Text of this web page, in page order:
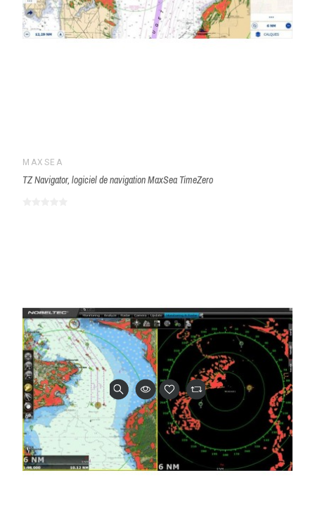
MAXSEA
TZ Navigator, logiciel de navigation MaxSea TimeZero